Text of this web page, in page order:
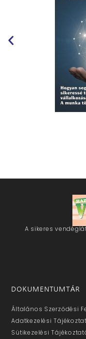
A sikeres
DOKUMENTUMTÁR
Általános Szerződési
Adatkezelési
Sütikezelési